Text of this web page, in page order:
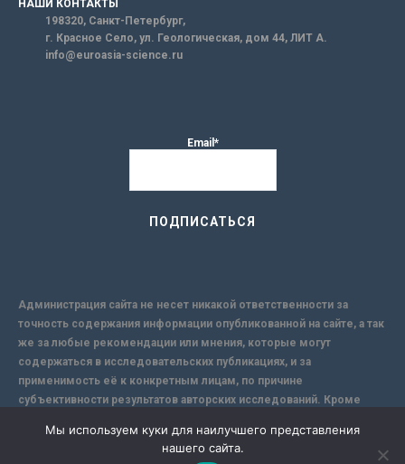
НАШИ КОНТАКТЫ
198320, Санкт-Петербург,
г. Красное Село, ул. Геологическая, дом 44, ЛИТ А.
info@euroasia-science.ru
Email*
Администрация сайта не несет никакой ответственности за
точность содержания информации опубликованной на сайте, а так
же за любые рекомендации или мнения, которые могут
содержаться в исследовательских публикациях, и за
применимость её к конкретным лицам, по причине
субъективности результатов авторских исследований. Кроме
надежной защиты информации, Сайт не несет ответственности за
Мы используем куки для наилучшего представления
нашего сайта.